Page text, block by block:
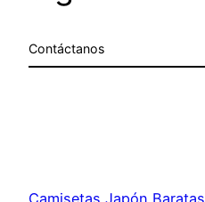
Contáctanos
Camisetas Japón Baratas